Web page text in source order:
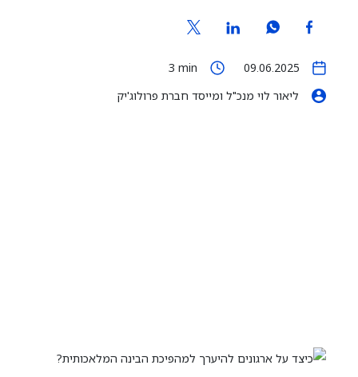
09.06.2025
3 min
ליאור לוי מנכ"ל ומייסד חברת פרולוג'יק